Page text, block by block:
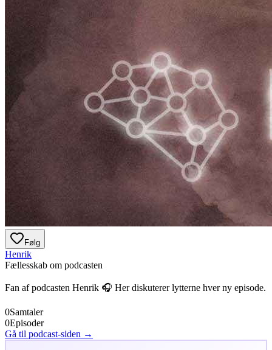
Følg
Henrik
Fællesskab om podcasten
Fan af podcasten Henrik 🎧 Her diskuterer lytterne hver ny episode.
0Samtaler
0Episoder
Gå til podcast-siden →